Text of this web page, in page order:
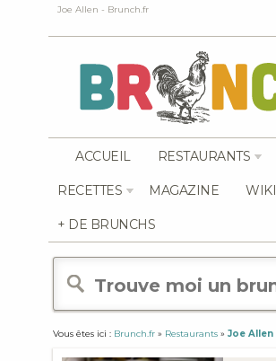
Joe Allen - Brunch.fr
ACCUEIL RESTAURANTS
RECETTES MAGAZINE WIKI
+ DE BRUNCHS
Vous êtes ici : Brunch.fr » Restaurants » Joe Allen